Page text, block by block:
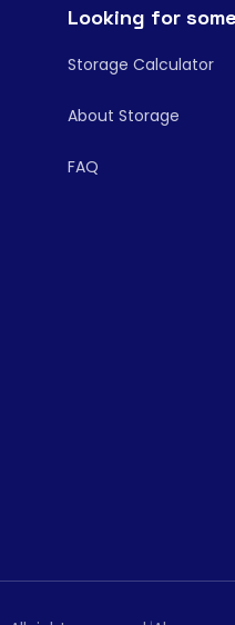
Looking for
Storage Calculator
About Storage
FAQ